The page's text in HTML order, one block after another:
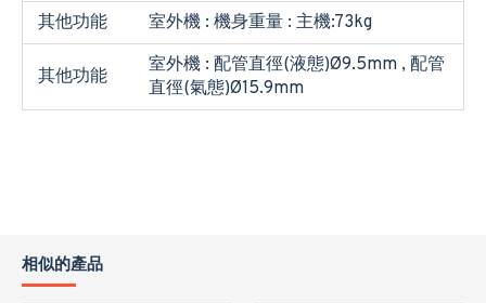
其他功能
室外機 : 機身重量 : 主機:73kg
其他功能
室外機 : 配管直徑(液態)Ø9.5mm , 配管
直徑(氣態)Ø15.9mm
相似的產品